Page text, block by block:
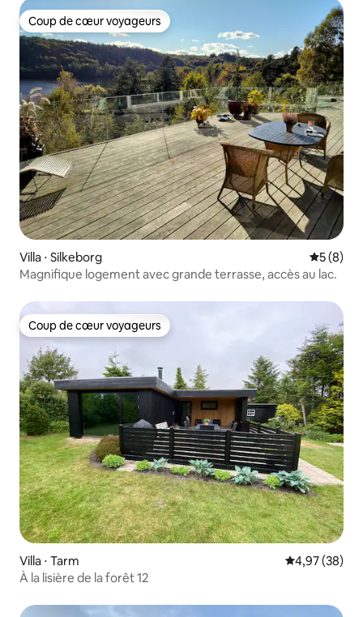
Coup de cœur voyageurs
Coup de cœur voyageurs
Villa ⋅ Silkeborg
5 (8)
Magnifique logement avec grande terrasse, accès au lac.
Coup de cœur voyageurs
Coup de cœur voyageurs
Villa ⋅ Tarm Évaluation
4,97 (38)
À la lisière de la forêt 12